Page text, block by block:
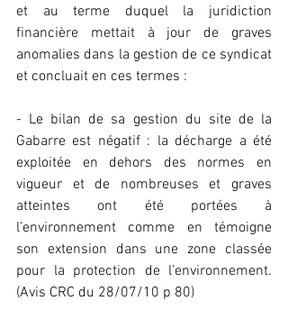
et au terme duquel la juridiction
financière mettait à jour de graves
anomalies dans la gestion de ce syndicat
et concluait en ces termes :
- Le bilan de sa gestion du site de la
Gabarre est négatif : la décharge a été
exploitée en dehors des normes en
vigueur et de nombreuses et graves
atteintes ont été portées à
l’environnement comme en témoigne
son extension dans une zone classée
pour la protection de l’environnement.
(Avis CRC du 28/07/10 p 80)